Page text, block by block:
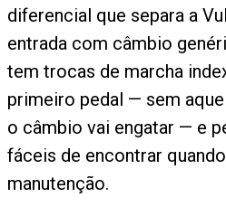
diferencial que separa a
entrada com câmbio
tem trocas de marcha
primeiro pedal — sem
o câmbio vai engatar — e
fáceis de encontrar
manutenção.